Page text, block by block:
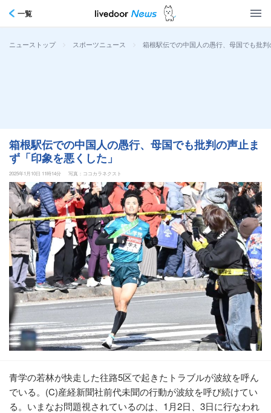
一覧
ニューストップ > スポーツニュース > 箱根駅伝での中国人の愚行、母国でも批
箱根駅伝での中国人の愚行、母国でも批判の声止ま
ず「印象を悪くした」
2025年1月10日 11時14分 写真：ココカラネクスト
青学の若林が快走した往路5区で起きたトラブルが波紋を呼ん
でいる。(C)産経新聞社前代未聞の行動が波紋を呼び続けてい
る。いまなお問題視されているのは、1月2日、3日に行なわれ